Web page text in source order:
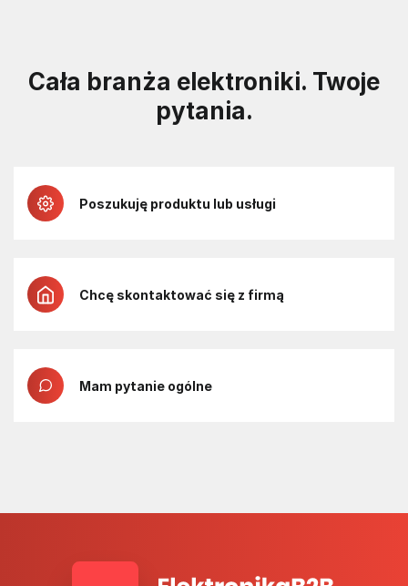
Cała branża elektroniki. Twoje
pytania.
Poszukuję produktu lub usługi
Chcę skontaktować się z firmą
Mam pytanie ogólne